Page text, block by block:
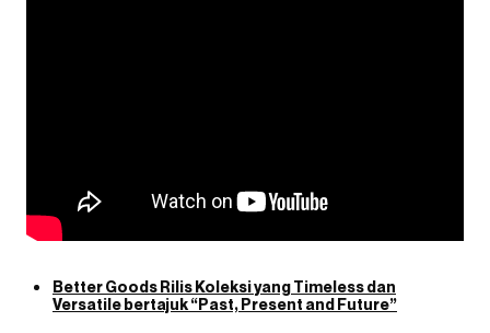
Better Goods Rilis Koleksi yang Timeless dan
Versatile bertajuk “Past, Present and Future”